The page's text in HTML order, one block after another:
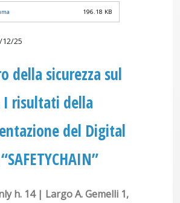
196.18 KB
12/25
della sicurezza sul
I risultati della
del Digital
h. 14 | Largo A. Gemelli 1,